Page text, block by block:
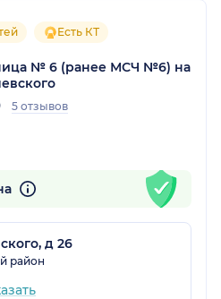
Есть КТ
№ 6 (ранее МСЧ №6) на
5 отзывов
д 26
район